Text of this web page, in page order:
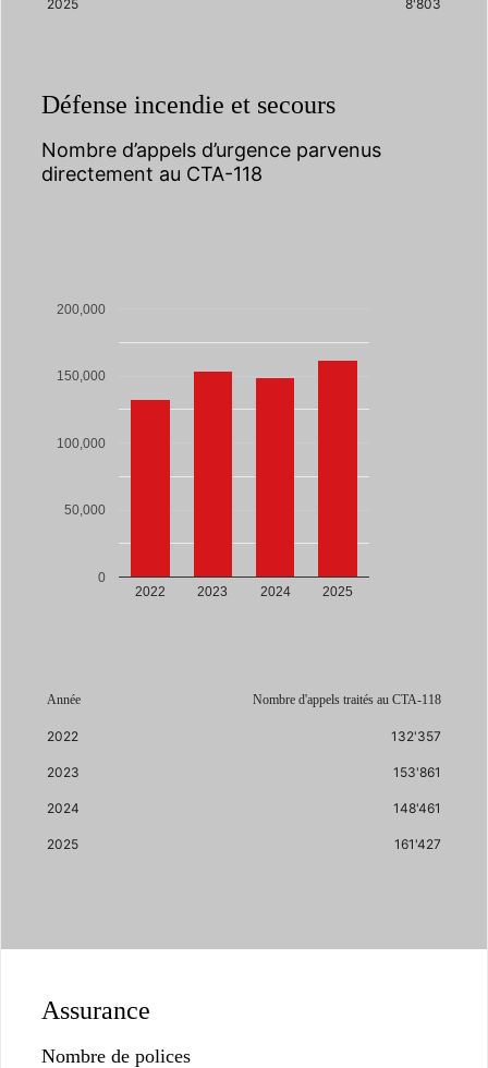
Défense incendie et secours
Nombre d’appels d’urgence parvenus
directement au CTA-118
2022 2023 2024 2025
0
50,000
100,000
150,000
200,000
Année Nombre d'appels traités au CTA-118
2022 132'357
2023 153'861
2024 148'461
2025 161'427
2025 8'803
Assurance
Nombre de polices